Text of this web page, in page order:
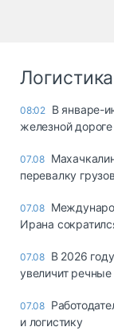
08:02 В январе-
железной
07.08
перевалку
07.08
Ирана
07.08 В 2026
увеличит
07.08
и логистику